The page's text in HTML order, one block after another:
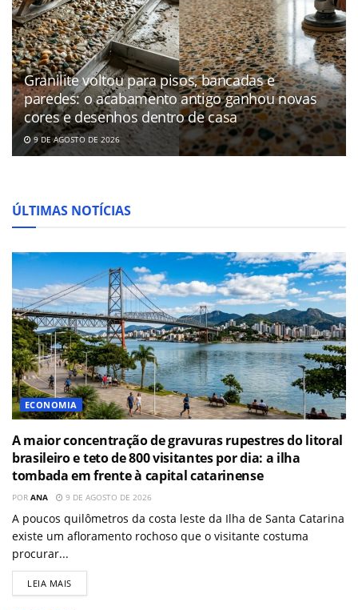
Granilite voltou para pisos, bancadas e
paredes: o acabamento antigo ganhou novas
cores e desenhos dentro de casa
9 DE AGOSTO DE 2026
ÚLTIMAS NOTÍCIAS
ECONOMIA
A maior concentração de gravuras rupestres do litoral
brasileiro e teto de 800 visitantes por dia: a ilha
tombada em frente à capital catarinense
POR ANA 9 DE AGOSTO DE 2026
A poucos quilômetros da costa leste da Ilha de Santa Catarina
existe um afloramento rochoso que o visitante costuma
procurar...
LEIA MAIS